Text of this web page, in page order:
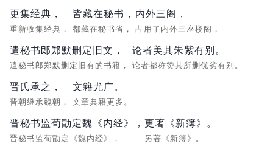
更集经典，
重新收集经典，
皆藏在秘书，
都藏在秘书省，
内外三阁，
占用了内外三座楼阁，
遣秘书郎郑默删定旧文，
遣秘书郎郑默删定旧有的书籍，
论者美其朱紫有别。
论者都称赞其所删优劣有别。
晋氏承之，
晋朝继承魏朝，
文籍尤广。
文章典籍更多。
晋秘书监荀勖定魏《内经》，
晋秘书监荀勖定《魏内经》，
更著《新簿》。
另著《新簿》。